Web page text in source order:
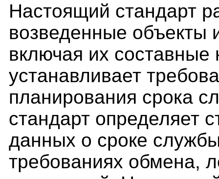
Настоящий стандарт
возведенные объекты
включая их составные
устанавливает
планирования срока
стандарт определяет
данных о сроке
требованиях обмена,